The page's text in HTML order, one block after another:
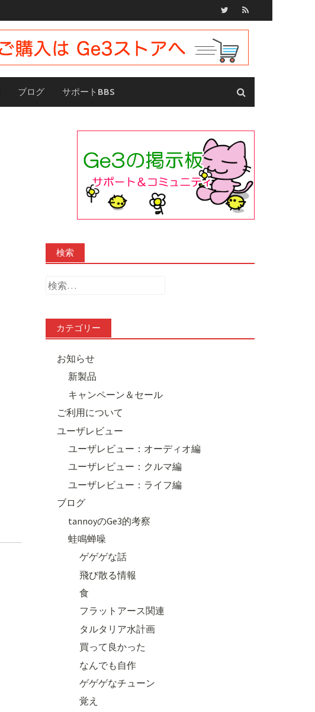
ブログ サポートBBS
検索
検
カテゴリー
お知らせ
新製品
キャンペーン＆セール
ご利用について
ユーザレビュー
ユーザレビュー：オーディオ編
ユーザレビュー：クルマ編
ユーザレビュー：ライフ編
ブログ
tannoyのGe3的考察
蛙鳴蝉噪
ゲゲゲな話
飛び散る情報
食
フラットアース関連
タルタリア水計画
買って良かった
なんでも自作
ゲゲゲなチューン
覚え